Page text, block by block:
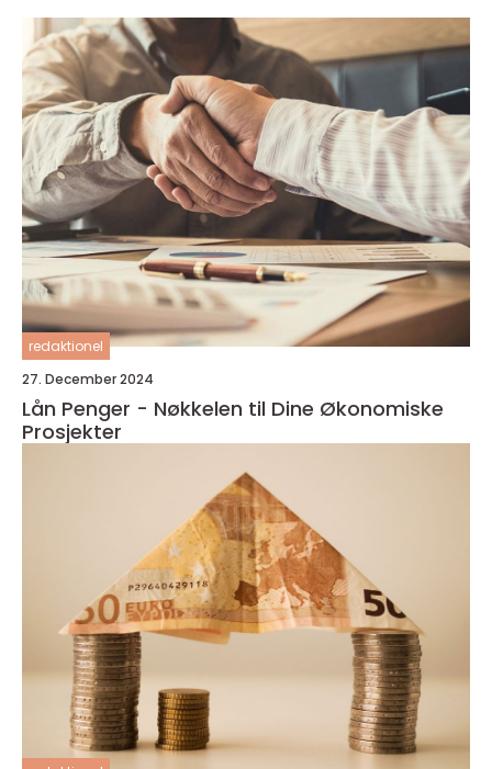
redaktionel
27. December 2024
Lån Penger - Nøkkelen til Dine Økonomiske
Prosjekter